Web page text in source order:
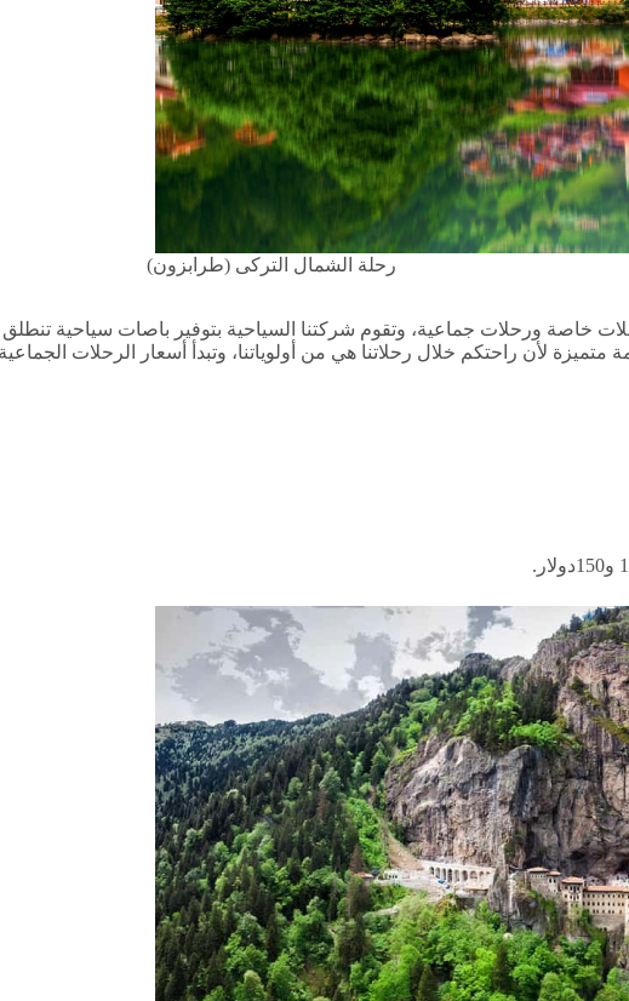
رحلة الشمال التركى (طرابزون)
خاصة ورحلات جماعية، وتقوم شركتنا السياحية بتوفير باصات سياحية